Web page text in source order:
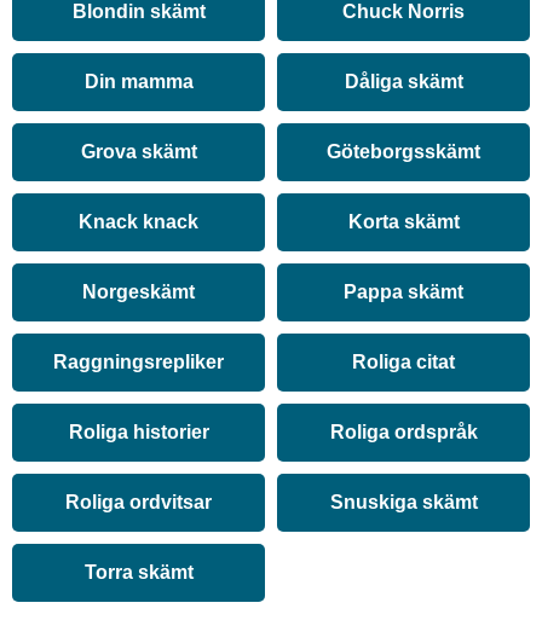
Blondin skämt Chuck Norris
Din mamma Dåliga skämt
Grova skämt Göteborgsskämt
Knack knack Korta skämt
Norgeskämt Pappa skämt
Raggningsrepliker Roliga citat
Roliga historier Roliga ordspråk
Roliga ordvitsar Snuskiga skämt
Torra skämt